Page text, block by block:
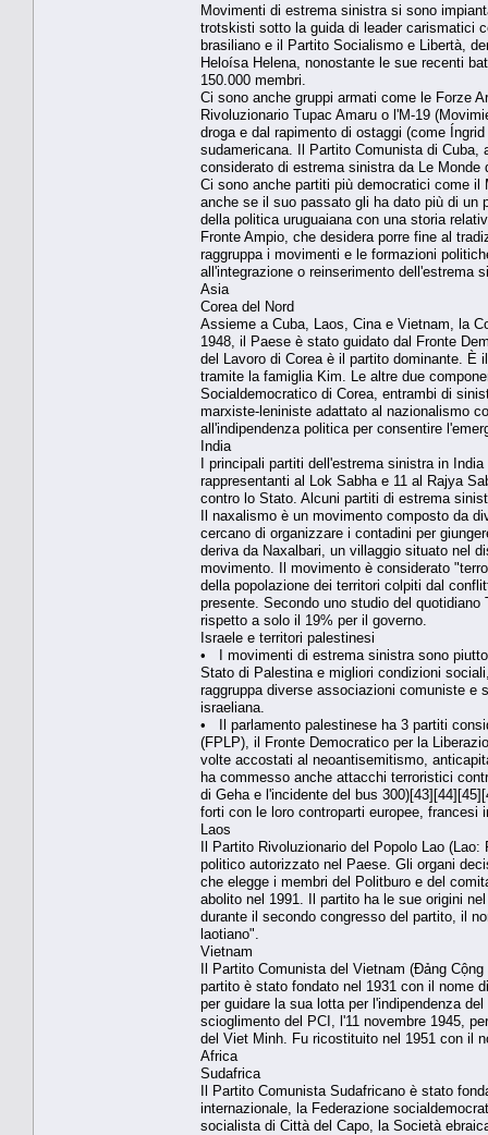
Movimenti di estrema sinistra si sono
trotskisti sotto la guida di leader carismatici
brasiliano e il Partito Socialismo e Libertà,
Heloísa Helena, nonostante le sue recenti
150.000 membri.
Ci sono anche gruppi armati come le Forze
Rivoluzionario Tupac Amaru o l'M-19
droga e dal rapimento di ostaggi (come
sudamericana. Il Partito Comunista di
considerato di estrema sinistra da Le Monde
Ci sono anche partiti più democratici come
anche se il suo passato gli ha dato più di un
della politica uruguaiana con una storia
Fronte Ampio, che desidera porre fine al
raggruppa i movimenti e le formazioni
all'integrazione o reinserimento dell'estrema
Asia
Corea del Nord
Assieme a Cuba, Laos, Cina e Vietnam, la
1948, il Paese è stato guidato dal Fronte
del Lavoro di Corea è il partito dominante. È
tramite la famiglia Kim. Le altre due
Socialdemocratico di Corea, entrambi di
marxiste-leniniste adattato al nazionalismo
all'indipendenza politica per consentire
India
I principali partiti dell'estrema sinistra in
rappresentanti al Lok Sabha e 11 al Rajya
contro lo Stato. Alcuni partiti di estrema
Il naxalismo è un movimento composto da
cercano di organizzare i contadini per
deriva da Naxalbari, un villaggio situato nel
movimento. Il movimento è considerato
della popolazione dei territori colpiti dal
presente. Secondo uno studio del
rispetto a solo il 19% per il governo.
Israele e territori palestinesi
• I movimenti di estrema sinistra sono
Stato di Palestina e migliori condizioni
raggruppa diverse associazioni comuniste e
israeliana.
• Il parlamento palestinese ha 3 partiti
(FPLP), il Fronte Democratico per la
volte accostati al neoantisemitismo,
ha commesso anche attacchi terroristici
di Geha e l'incidente del bus
forti con le loro controparti europee, francesi
Laos
Il Partito Rivoluzionario del Popolo Lao
politico autorizzato nel Paese. Gli organi
che elegge i membri del Politburo e del
abolito nel 1991. Il partito ha le sue origini
durante il secondo congresso del partito, il
laotiano".
Vietnam
Il Partito Comunista del Vietnam (Đảng
partito è stato fondato nel 1931 con il nome
per guidare la sua lotta per l'indipendenza
scioglimento del PCI, l'11 novembre 1945,
del Viet Minh. Fu ricostituito nel 1951 con il
Africa
Sudafrica
Il Partito Comunista Sudafricano è stato
internazionale, la Federazione
socialista di Città del Capo, la Società